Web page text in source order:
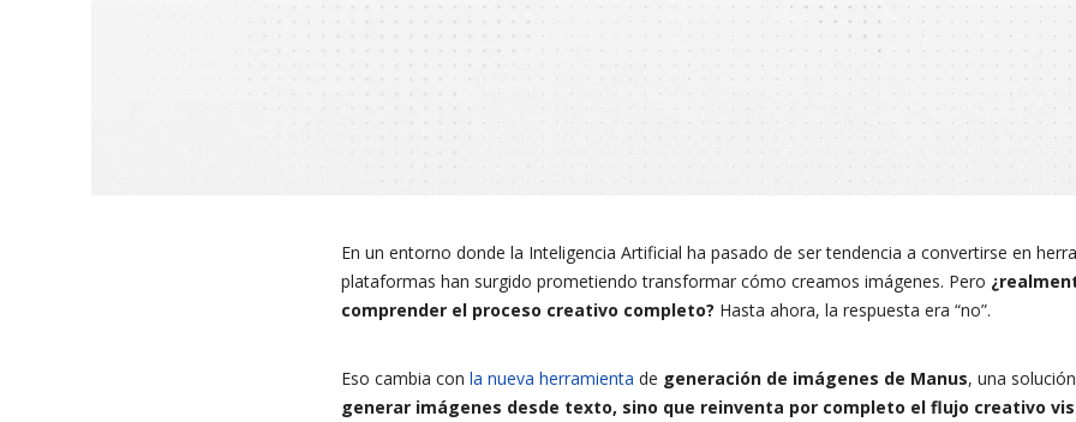
En un entorno donde la Inteligencia Artificial ha pasado de ser tendencia a convertirse en
plataformas han surgido prometiendo transformar cómo creamos imágenes. Pero
comprender el proceso creativo completo? Hasta ahora, la respuesta era “no”.
Eso cambia con la nueva herramienta de generación de imágenes de Manus, una
generar imágenes desde texto, sino que reinventa por completo el flujo creativo